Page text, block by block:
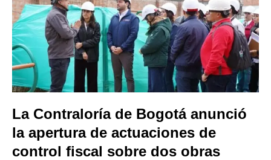
La Contraloría de Bogotáanunció
la apertura de actuaciones de
control fiscal sobre dos obras